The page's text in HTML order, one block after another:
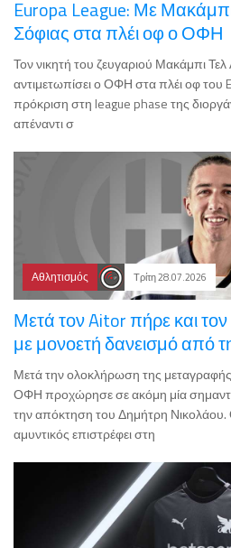
Europa League: Με
Σόφιας στα πλέι οφ ο ΟΦΗ
Τον νικητή του ζευγαριού Μακάμπι
αντιμετωπίσει ο ΟΦΗ στα πλέι οφ του
πρόκριση στη league phase της
απέναντι σ
Αθλητισμός Τρίτη 28.07.2026
Μετά τον Aitor πήρε και
με μονοετή δανεισμό από
Μετά την ολοκλήρωση της
ΟΦΗ προχώρησε σε ακόμη μία
την απόκτηση του Δημήτρη Νικολάου.
αμυντικός επιστρέφει στη